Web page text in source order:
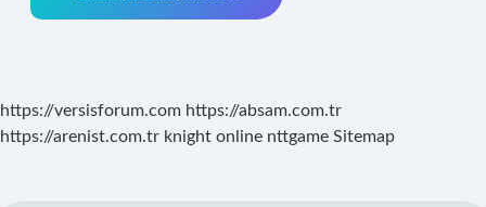
https://versisforum.com https://absam.com.tr
https://arenist.com.tr knight online nttgame Sitemap